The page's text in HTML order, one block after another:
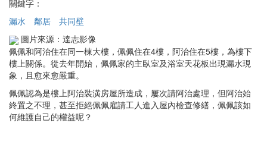
關鍵字：
漏水
鄰居
共同壁
圖片來源：達志影像
佩佩和阿治住在同一棟大樓，佩佩住在4樓，阿治住在5樓，為樓下
樓上關係。從去年開始，佩佩家的主臥室及浴室天花板出現漏水現
象，且愈來愈嚴重。
佩佩認為是樓上阿治裝潢房屋所造成，屢次請阿治處理，但阿治始
終置之不理，甚至拒絕佩佩雇請工人進入屋內檢查修繕，佩佩該如
何維護自己的權益呢？